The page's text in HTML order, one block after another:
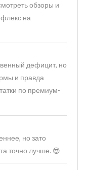
обзоры и
на
дефицит, но
и правда
по премиум-
но зато
точно лучше. 😎